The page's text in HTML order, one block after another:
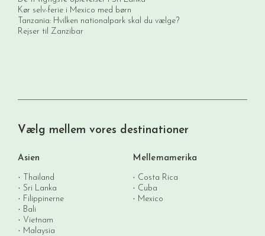
Kør selv-ferie i Mexico med børn
Tanzania: Hvilken nationalpark skal du vælge?
Rejser til Zanzibar
Vælg mellem vores destinationer
Asien
Thailand
Sri Lanka
Filippinerne
Bali
Vietnam
Malaysia
Mellemamerika
Costa Rica
Cuba
Mexico